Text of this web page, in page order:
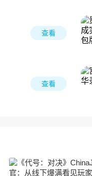
查看
查看